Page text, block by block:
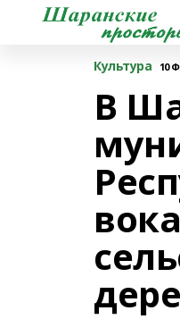
Культура 10
В